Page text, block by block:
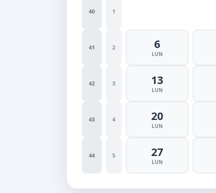
40 1
41 2 6
LUN
42 3 13
LUN
43 4 20
LUN
44 5 27
LUN